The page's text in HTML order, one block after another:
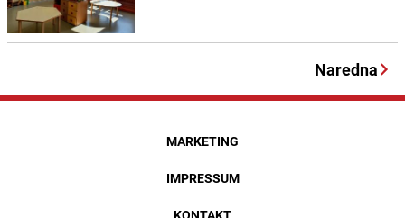
Naredna
MARKETING
IMPRESSUM